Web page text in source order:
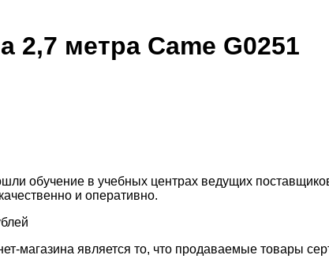
2,7 метра Came G0251
обучение в учебных центрах ведущих
и оперативно.
магазина является то, что продаваемые товары